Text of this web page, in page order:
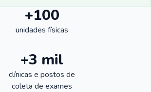
+100
unidades físicas
+3 mil
clínicas e postos de
coleta de exames